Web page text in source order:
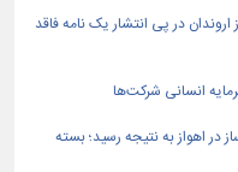
در پی انتشار یک نامه فاقد
انسانی شرکت‌ها
اهواز به نتیجه رسید؛ بسته